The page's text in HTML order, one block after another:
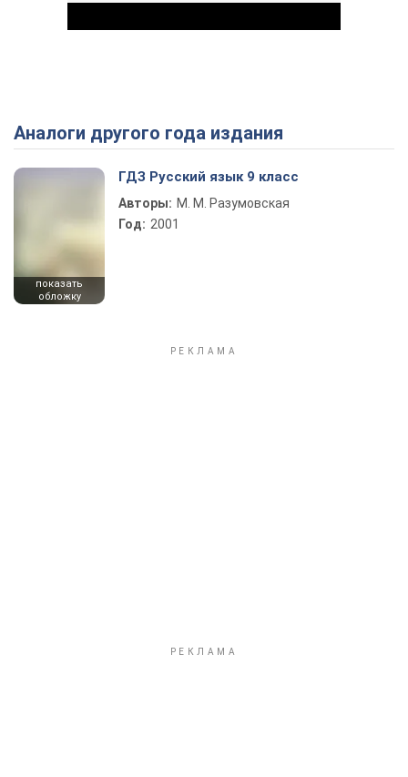
Play Video
Аналоги другого года издания
показать
обложку
ГДЗ Русский язык 9 класс
Авторы: М. М. Разумовская
Год: 2001